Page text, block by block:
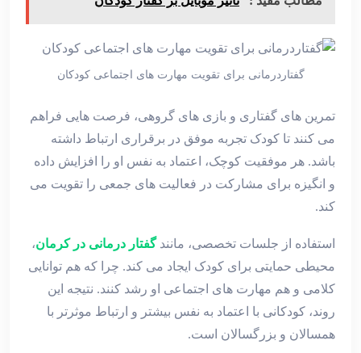
گفتاردرمانی برای تقویت مهارت های اجتماعی کودکان
تمرین ‌های گفتاری و بازی ‌های گروهی، فرصت ‌هایی فراهم
می ‌کنند تا کودک تجربه موفق در برقراری ارتباط داشته
باشد. هر موفقیت کوچک، اعتماد به‌ نفس او را افزایش داده
و انگیزه برای مشارکت در فعالیت‌ های جمعی را تقویت می‌
کند.
استفاده از جلسات تخصصی، مانندگفتار درمانی در کرمان،
محیطی حمایتی برای کودک ایجاد می ‌کند. چرا که هم توانایی
کلامی و هم مهارت‌ های اجتماعی او رشد کنند. نتیجه این
روند، کودکانی با اعتماد به‌ نفس بیشتر و ارتباط موثرتر با
همسالان و بزرگسالان است.